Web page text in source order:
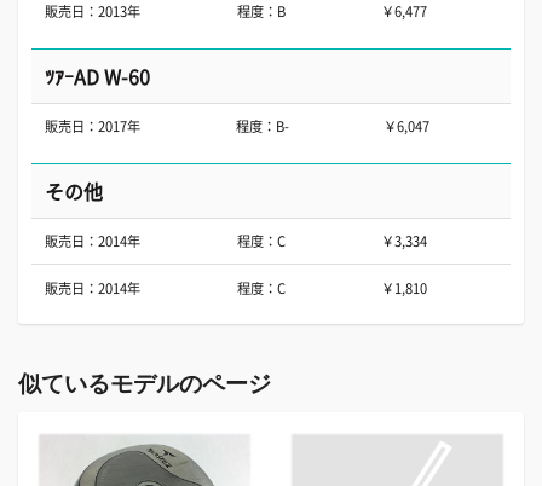
販売日：2013年 程度：B ￥6,477
ﾂｱｰAD W-60
販売日：2017年 程度：B- ￥6,047
その他
販売日：2014年 程度：C ￥3,334
販売日：2014年 程度：C ￥1,810
似ているモデルのページ